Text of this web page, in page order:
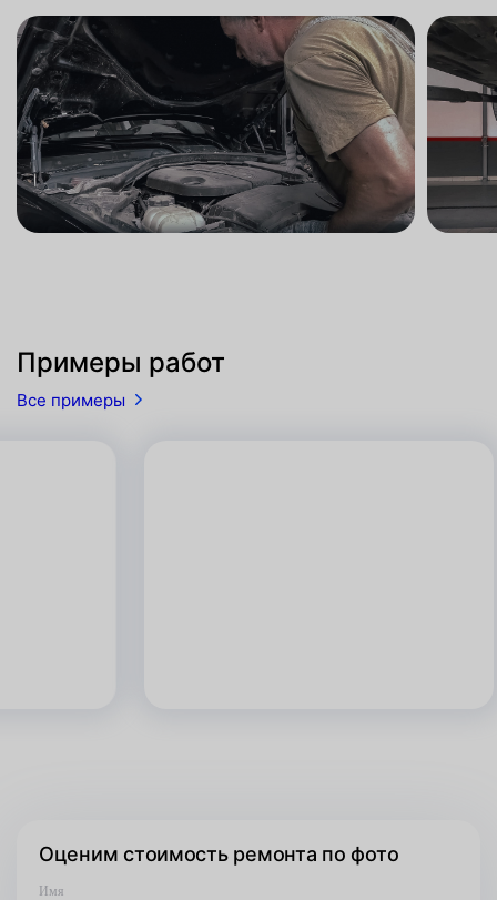
Примеры работ
Все примеры
Оценим стоимость ремонта по фото
Имя